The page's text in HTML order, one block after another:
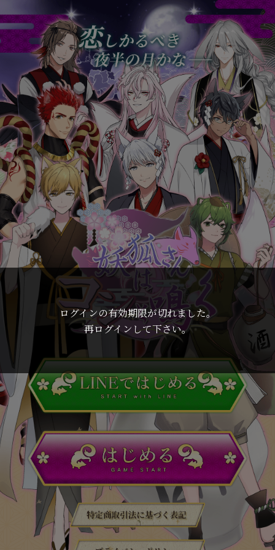
ログインの有効期限が切れました。
再ログインして下さい。